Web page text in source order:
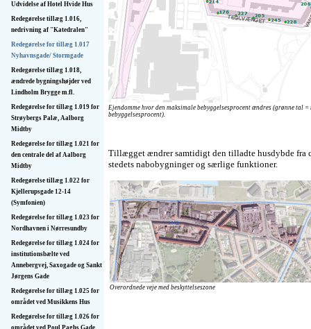
Udvidelse af Hotel Hvide Hus
Redegørelse tillæg 1.016,
nedrivning af "Katedralen"
Redegørelse for tillæg 1.017
Nyhavnsgade/ Stormgade
Redegørelse tillæg 1.018,
ændrede bygningshøjder ved
Lindholm Brygge m.fl.
Redegørelse for tillæg 1.019 for
Strøybergs Palæ, Aalborg
Midtby
Redegørelse for tillæg 1.021 for
den centrale del af Aalborg
Midtby
Redegørelse tillæg 1.022 for
Kjellerupsgade 12-14
(Symfonien)
Redegørelse for tillæg 1.023 for
Nordhavnen i Nørresundby
Redegørelse for tillæg 1.024 for
institutions­bælte ved
Annebergvej, Saxogade og Sankt
Jørgens Gade
Redegørelse for tillæg 1.025 for
området ved Musikkens Hus
Redegørelse for tillæg 1.026 for
området ved Poul Paghs Gade
Ejendomme hvor den maksimale bebyggelsesprocent ændres (grønne tal
bebyggelsesprocent).
Tillægget ændrer samtidigt den tilladte husdybde fra
stedets nabobygninger og særlige funktioner.
Overordnede veje med beskyttelseszone